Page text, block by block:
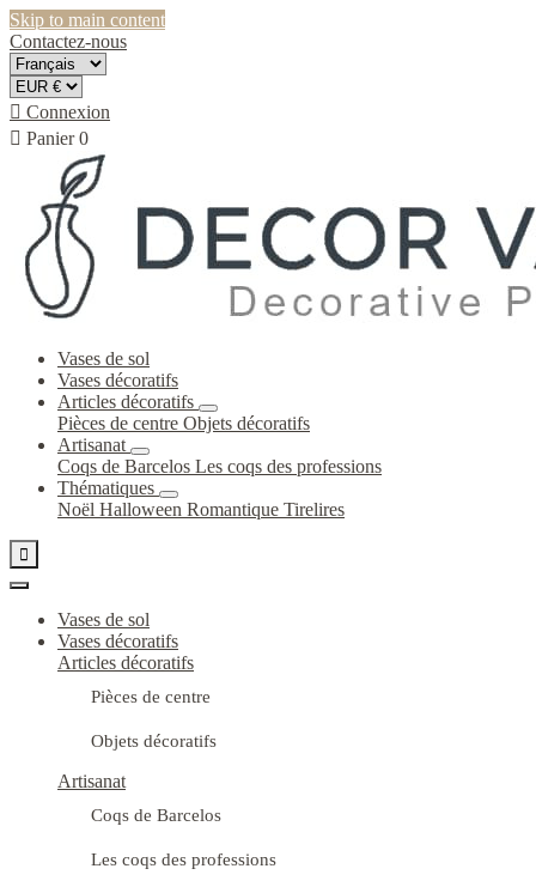
Skip to main content
Contactez-nous
 Connexion
 Panier 0
Vases de sol
Vases décoratifs
Articles décoratifs
Pièces de centre Objets décoratifs
Artisanat
Coqs de Barcelos Les coqs des professions
Thématiques
Noël Halloween Romantique Tirelires

Vases de sol
Vases décoratifs
Articles décoratifs
Pièces de centre
Objets décoratifs
Artisanat
Coqs de Barcelos
Les coqs des professions